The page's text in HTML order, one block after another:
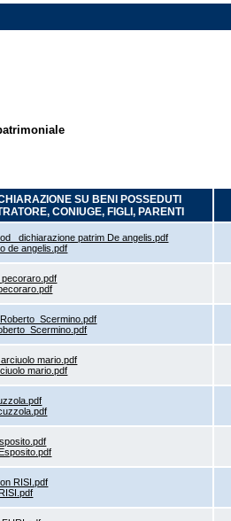
SU BENI POSSEDUTI
CONIUGE, FIGLI, PARENTI
dichiarazione patrim De angelis.pdf
de angelis.pdf
pecoraro.pdf
mario.pdf
mario.pdf
RISI.pdf